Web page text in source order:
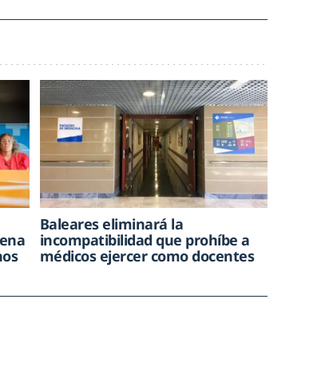
Baleares eliminará la
incompatibilidad que prohíbe a
médicos ejercer como docentes